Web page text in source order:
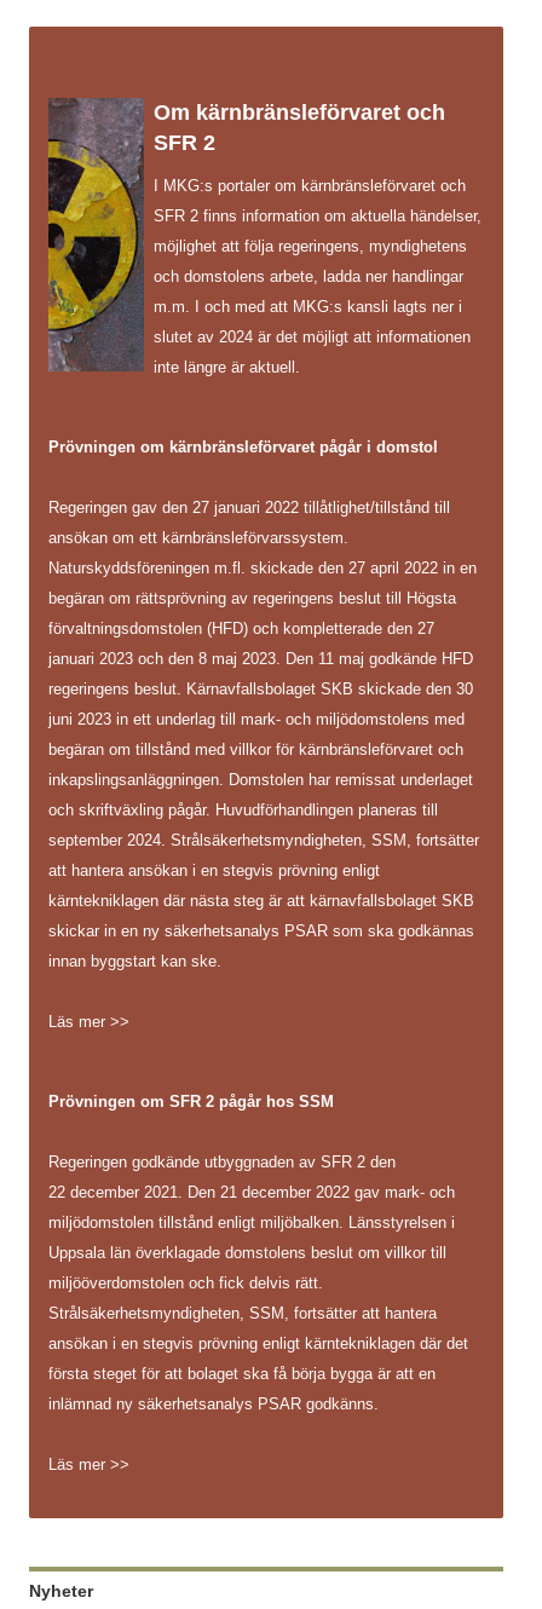
Om kärnbränsleförvaret och
SFR 2
I MKG:s portaler om kärnbränsleförvaret och
SFR 2 finns information om aktuella händelser,
möjlighet att följa regeringens, myndighetens
och domstolens arbete, ladda ner handlingar
m.m. I och med att MKG:s kansli lagts ner i
slutet av 2024 är det möjligt att informationen
inte längre är aktuell.
Prövningen om kärnbränsleförvaret pågår i domstol
Regeringen gav den 27 januari 2022 tillåtlighet/tillstånd till
ansökan om ett kärnbränsleförvarssystem.
Naturskyddsföreningen m.fl. skickade den 27 april 2022 in en
begäran om rättsprövning av regeringens beslut till Högsta
förvaltningsdomstolen (HFD) och kompletterade den 27
januari 2023 och den 8 maj 2023. Den 11 maj godkände HFD
regeringens beslut. Kärnavfallsbolaget SKB skickade den 30
juni 2023 in ett underlag till mark- och miljödomstolens med
begäran om tillstånd med villkor för kärnbränsleförvaret och
inkapslingsanläggningen. Domstolen har remissat underlaget
och skriftväxling pågår. Huvudförhandlingen planeras till
september 2024. Strålsäkerhetsmyndigheten, SSM, fortsätter
att hantera ansökan i en stegvis prövning enligt
kärntekniklagen där nästa steg är att kärnavfallsbolaget SKB
skickar in en ny säkerhetsanalys PSAR som ska godkännas
innan byggstart kan ske.
Läs mer >>
Prövningen om SFR 2 pågår hos SSM
Regeringen godkände utbyggnaden av SFR 2 den
22 december 2021. Den 21 december 2022 gav mark- och
miljödomstolen tillstånd enligt miljöbalken. Länsstyrelsen i
Uppsala län överklagade domstolens beslut om villkor till
miljööverdomstolen och fick delvis rätt.
Strålsäkerhetsmyndigheten, SSM, fortsätter att hantera
ansökan i en stegvis prövning enligt kärntekniklagen där det
första steget för att bolaget ska få börja bygga är att en
inlämnad ny säkerhetsanalys PSAR godkänns.
Läs mer >>
Nyheter